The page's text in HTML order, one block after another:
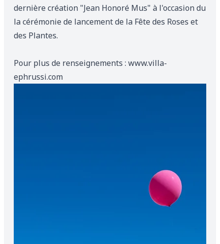
dernière création "Jean Honoré Mus" à l'occasion du
la cérémonie de lancement de la Fête des Roses et
des Plantes.
Pour plus de renseignements : www.villa-
ephrussi.com